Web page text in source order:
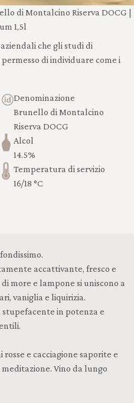
di Montalcino Riserva DOCG |
1,5l
che gli studi di
di individuare come i
Denominazione
Brunello di Montalcino
Riserva DOCG
Alcol
14.5%
Temperatura di servizio
16/18 °C
accattivante, fresco e
more e lampone si uniscono a
vaniglia e liquirizia.
stupefacente in potenza e
e cacciagione saporite e
Vino da lungo